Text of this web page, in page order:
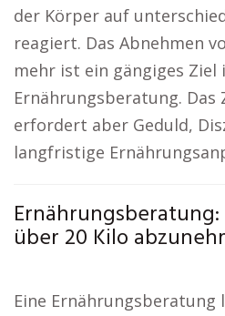
der Körper auf
reagiert. Das Abnehmen
mehr ist ein gängiges Ziel
Ernährungsberatung. Das
erfordert aber Geduld,
langfristige
über 20 Kilo
Eine